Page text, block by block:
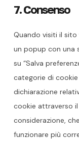
7. Consenso
Quando visiti il
un popup con una
su “Salva
categorie di
dichiarazione
cookie attraverso
considerazione,
funzionare più